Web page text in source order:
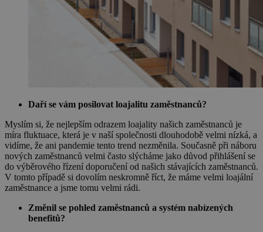
Daří se vám posilovat loajalitu zaměstnanců?
Myslím si, že nejlepším odrazem loajality našich zaměstnanců je
míra fluktuace, která je v naší společnosti dlouhodobě velmi nízká, a
vidíme, že ani pandemie tento trend nezměnila. Současně při náboru
nových zaměstnanců velmi často slýcháme jako důvod přihlášení se
do výběrového řízení doporučení od našich stávajících zaměstnanců.
V tomto případě si dovolím neskromně říct, že máme velmi loajální
zaměstnance a jsme tomu velmi rádi.
Změnil se pohled zaměstnanců a systém nabízených
benefitů?